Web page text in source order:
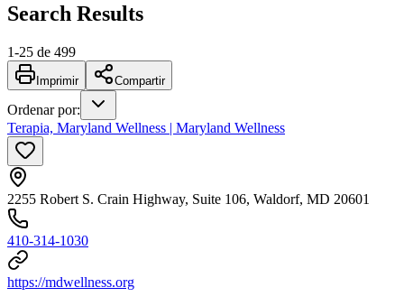
Search Results
1-25 de 499
Imprimir Compartir
Ordenar por:
Terapia, Maryland Wellness | Maryland Wellness
2255 Robert S. Crain Highway, Suite 106, Waldorf, MD 20601
410-314-1030
https://mdwellness.org